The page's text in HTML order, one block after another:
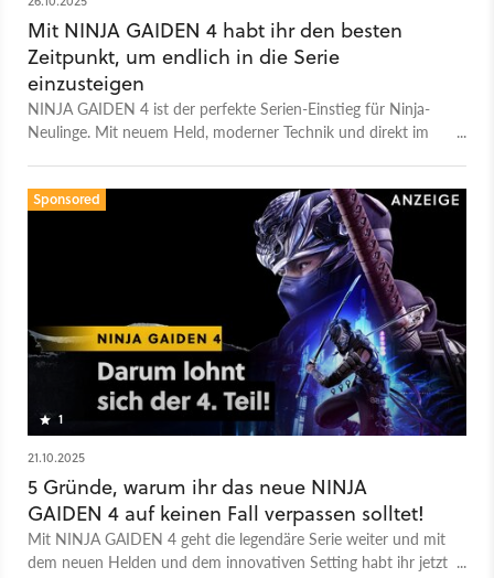
Mit NINJA GAIDEN 4 habt ihr den besten
Zeitpunkt, um endlich in die Serie
einzusteigen
NINJA GAIDEN 4 ist der perfekte Serien-Einstieg für Ninja-
Neulinge. Mit neuem Held, moderner Technik und direkt im
1
Sponsored
21.10.2025
5 Gründe, warum ihr das neue NINJA
GAIDEN 4 auf keinen Fall verpassen solltet!
Mit NINJA GAIDEN 4 geht die legendäre Serie weiter und mit
dem neuen Helden und dem innovativen Setting habt ihr jetzt